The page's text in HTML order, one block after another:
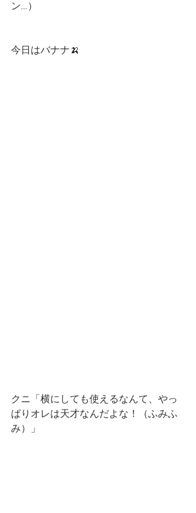
ン…）
今日はバナナ🍌
クニ「横にしても使えるなんて、やっ
ぱりオレは天才なんだよな！（ふみふ
み）」